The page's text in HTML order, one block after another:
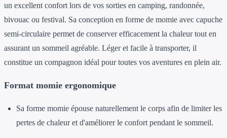
un excellent confort lors de vos sorties en camping, randonnée,
bivouac ou festival. Sa conception en forme de momie avec capuche
semi-circulaire permet de conserver efficacement la chaleur tout en
assurant un sommeil agréable. Léger et facile à transporter, il
constitue un compagnon idéal pour toutes vos aventures en plein air.
Format momie ergonomique
Sa forme momie épouse naturellement le corps afin de limiter les
pertes de chaleur et d'améliorer le confort pendant le sommeil.